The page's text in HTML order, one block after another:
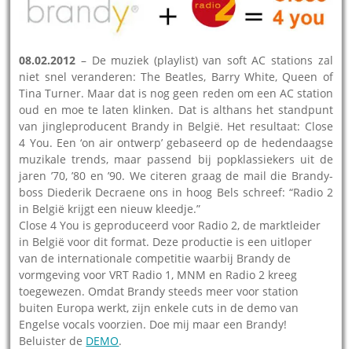
08.02.2012 – De muziek (playlist) van soft AC stations zal
niet snel veranderen: The Beatles, Barry White, Queen of
Tina Turner. Maar dat is nog geen reden om een AC station
oud en moe te laten klinken. Dat is althans het standpunt
van jingleproducent Brandy in België. Het resultaat: Close
4 You. Een ‘on air ontwerp’ gebaseerd op de hedendaagse
muzikale trends, maar passend bij popklassiekers uit de
jaren ’70, ’80 en ’90. We citeren graag de mail die Brandy-
boss Diederik Decraene ons in hoog Bels schreef: “Radio 2
in België krijgt een nieuw kleedje.”
Close 4 You is geproduceerd voor Radio 2, de marktleider
in België voor dit format. Deze productie is een uitloper
van de internationale competitie waarbij Brandy de
vormgeving voor VRT Radio 1, MNM en Radio 2 kreeg
toegewezen. Omdat Brandy steeds meer voor station
buiten Europa werkt, zijn enkele cuts in de demo van
Engelse vocals voorzien. Doe mij maar een Brandy!
Beluister de DEMO.